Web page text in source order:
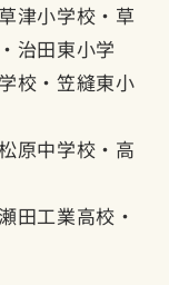
津小学校・草
治田東小学
校・笠縫東小
原中学校・高
田工業高校・